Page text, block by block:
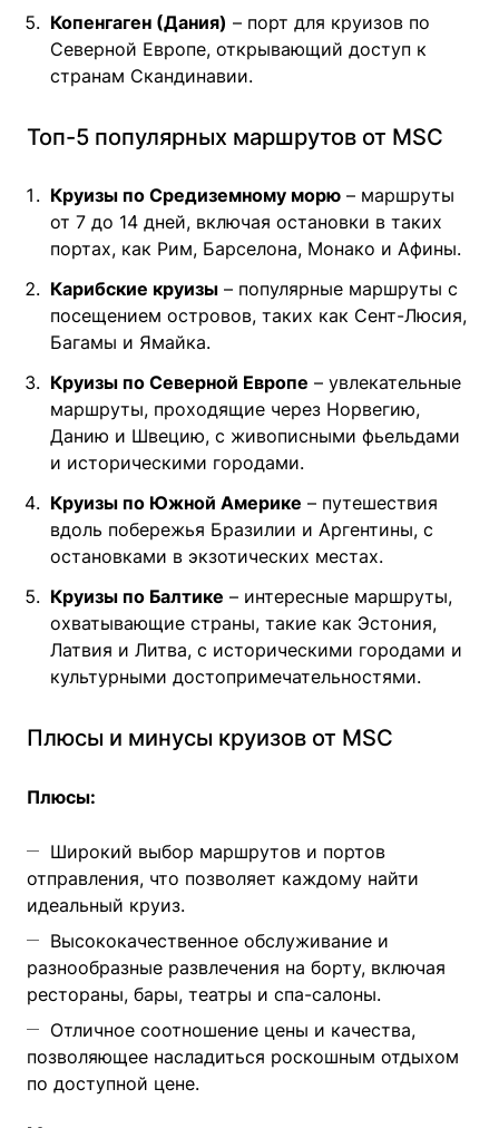
Копенгаген (Дания) – порт для круизов по
Северной Европе, открывающий доступ к
странам Скандинавии.
Топ-5 популярных маршрутов от MSC
Круизы по Средиземному морю – маршруты
от 7 до 14 дней, включая остановки в таких
портах, как Рим, Барселона, Монако и Афины.
Карибские круизы – популярные маршруты с
посещением островов, таких как Сент-Люсия,
Багамы и Ямайка.
Круизы по Северной Европе – увлекательные
маршруты, проходящие через Норвегию,
Данию и Швецию, с живописными фьельдами
и историческими городами.
Круизы по Южной Америке – путешествия
вдоль побережья Бразилии и Аргентины, с
остановками в экзотических местах.
Круизы по Балтике – интересные маршруты,
охватывающие страны, такие как Эстония,
Латвия и Литва, с историческими городами и
культурными достопримечательностями.
Плюсы и минусы круизов от MSC
Плюсы:
Широкий выбор маршрутов и портов
отправления, что позволяет каждому найти
идеальный круиз.
Высококачественное обслуживание и
разнообразные развлечения на борту, включая
рестораны, бары, театры и спа-салоны.
Отличное соотношение цены и качества,
позволяющее насладиться роскошным отдыхом
по доступной цене.